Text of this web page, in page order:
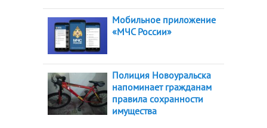
Мобильное приложение
«МЧС России»
Полиция Новоуральска
напоминает гражданам
правила сохранности
имущества